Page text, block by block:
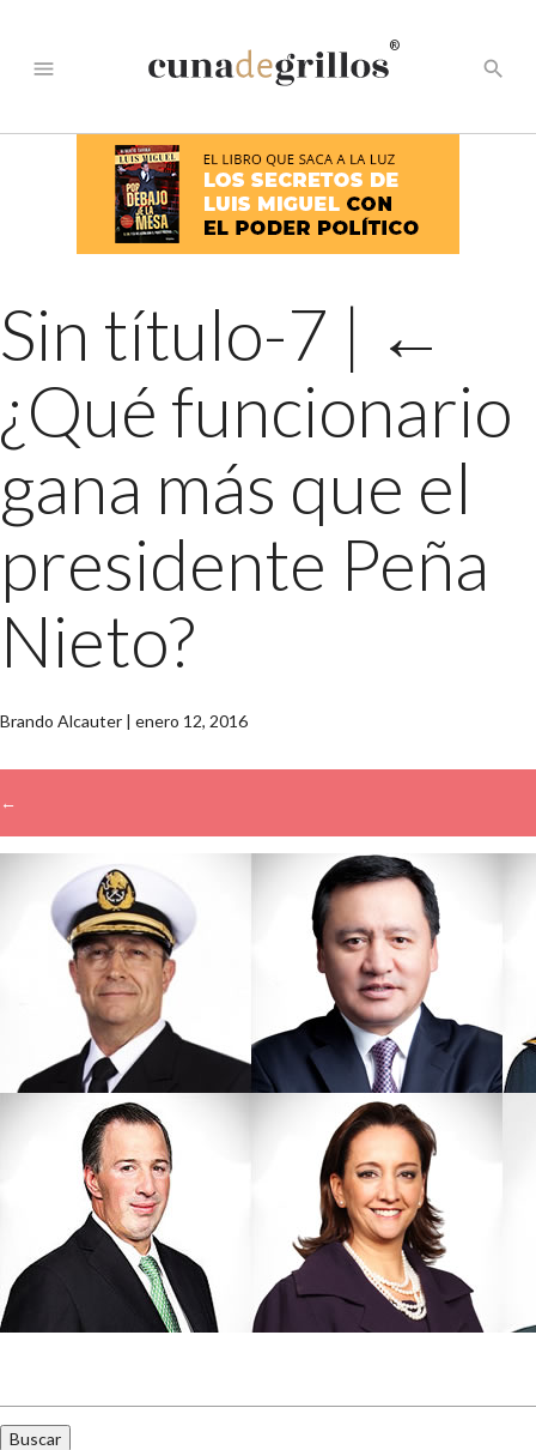
menu
®
search
Sin título-7 | ←
¿Qué funcionario
gana más que el
presidente Peña
Nieto?
Brando Alcauter | enero 12, 2016
←